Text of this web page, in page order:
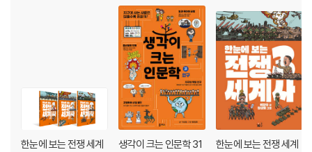
한눈에 보는 전쟁 세계
생각이 크는 인문학 31
한눈에 보는 전쟁 세계